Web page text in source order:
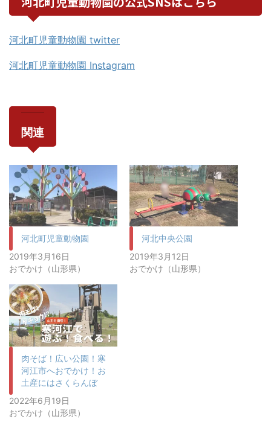
河北町児童動物園 twitter
河北町児童動物園 Instagram
関連
河北町児童動物園
2019年3月16日
おでかけ（山形県）
河北中央公園
2019年3月12日
おでかけ（山形県）
肉そば！広い公園！寒
河江市へおでかけ！お
土産にはさくらんぼ
2022年6月19日
おでかけ（山形県）